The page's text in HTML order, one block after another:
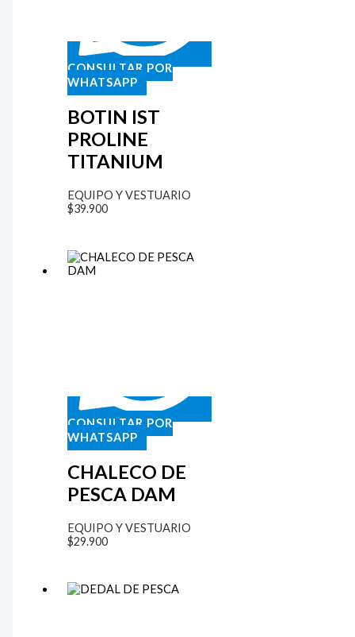
CONSULTAR POR
WHATSAPP
BOTIN IST
PROLINE
TITANIUM
EQUIPO Y VESTUARIO
$39.900
CONSULTAR POR
WHATSAPP
CHALECO DE
PESCA DAM
EQUIPO Y VESTUARIO
$29.900